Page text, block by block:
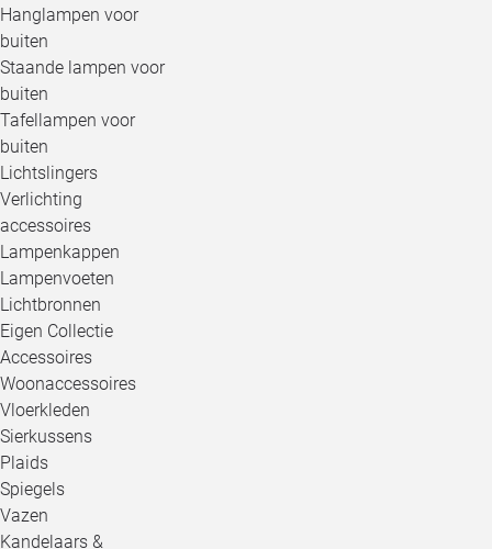
Hanglampen voor
buiten
Staande lampen voor
buiten
Tafellampen voor
buiten
Lichtslingers
Verlichting
accessoires
Lampenkappen
Lampenvoeten
Lichtbronnen
Eigen Collectie
Accessoires
Woonaccessoires
Vloerkleden
Sierkussens
Plaids
Spiegels
Vazen
Kandelaars &